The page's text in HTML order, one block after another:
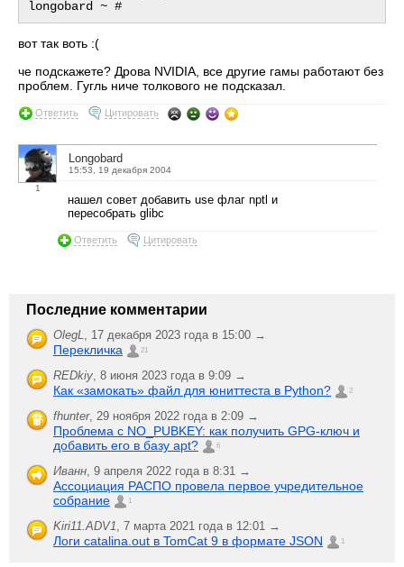
вот так воть :(
че подскажете? Дрова NVIDIA, все другие гамы работают без
проблем. Гугль ниче толкового не подсказал.
Ответить Цитировать
1
Longobard
15:53, 19 декабря 2004
нашел совет добавить use флаг nptl и
пересобрать glibc
Ответить Цитировать
Последние комментарии
OlegL, 17 декабря 2023 года в 15:00 →
Перекличка 21
REDkiy, 8 июня 2023 года в 9:09 →
Как «замокать» файл для юниттеста в Python? 2
fhunter, 29 ноября 2022 года в 2:09 →
Проблема с NO_PUBKEY: как получить GPG-ключ и
добавить его в базу apt?
6
Иванн, 9 апреля 2022 года в 8:31 →
Ассоциация РАСПО провела первое учредительное
собрание
1
Kiri11.ADV1, 7 марта 2021 года в 12:01 →
Логи catalina.out в TomCat 9 в формате JSON 1